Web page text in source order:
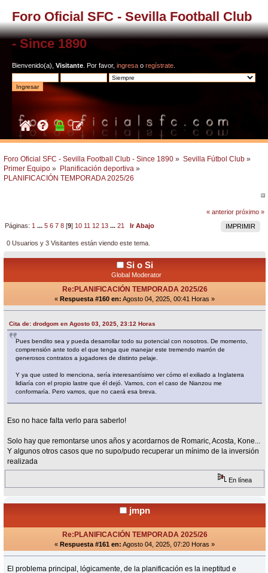
Foro Oficial SFC - Sevilla Football Club
- Since 1890
Bienvenido(a), Visitante . Por favor, ingresa o regístrate
Foro Oficial SFC - Sevilla Football Club - Since 1890 » Sevilla Fútbol Club »
Primer Equipo » Planificación deportiva »
PLANIFICACIÓN TEMPORADA 2025/26
« anterior próximo »
IMPRIMIR
Páginas: 1 ...5 6 7 8 [9] 10 11 12 13 ...21 Ir Abajo
0 Usuarios y 3 Visitantes están viendo este tema.
Si o Si
Global Moderator
Re:PLANIFICACIÓN TEMPORADA 2025/26
« Respuesta #160 en: Agosto 04, 2025, 00:41 Horas »
Cita de: drodgom en Agosto 03, 2025, 23:12 Horas
Pues bendito sea y pueda desarrollar todo su potencial con nosotros. De momento,
comprensión ante todo el que tenga que manejar este tremendo marrón de
generosos contratos a jugadores de distinto pelaje.
Y ya que usted lo menciona, sería interesantísimo ver cómo el exiliado a Inglaterra
lidiaría con el propio lastre que él dejó. Vamos, con el caso de Nianzou me
conformaría. Pero vamos, que no caerá esa breva.
Eso no hace falta verlo para saberlo!
Solo hay que remontarse unos años y acordarnos de Romaric, Acosta, Kone...
Y algunos otros casos que no supo/pudo recuperar un mínimo de la inversión
realizada
En línea
jmpn
Re:PLANIFICACIÓN TEMPORADA 2025/26
« Respuesta #161 en: Agosto 04, 2025, 07:20 Horas »
El problema principal, lógicamente, de la planificación es la ineptitud e